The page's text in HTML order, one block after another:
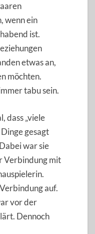
wenn ein
ist.
etwas an,
möchten.
tabu sein.
dass „viele
gesagt
war sie
Verbindung mit
auf.
vor der
Dennoch